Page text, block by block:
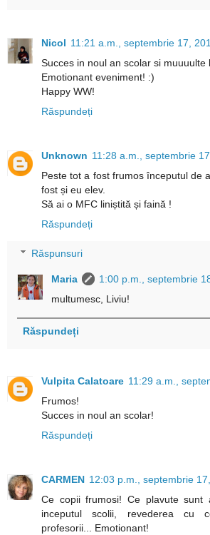
Nicol 11:21 a.m., septembrie 17,
Succes in noul an scolar si muuuulte
Emotionant eveniment! :)
Happy WW!
Răspundeți
Unknown 11:28 a.m., septembrie
Peste tot a fost frumos începutul de
fost și eu elev.
Să ai o MFC liniștită și faină !
Răspundeți
Răspunsuri
Maria
1:00 p.m., septembrie
multumesc, Liviu!
Răspundeți
Vulpita Calatoare 11:29 a.m.,
Frumos!
Succes in noul an scolar!
Răspundeți
CARMEN 12:03 p.m., septembrie
Ce copii frumosi! Ce plavute sunt
inceputul scolii, revederea cu
profesorii... Emotionant!